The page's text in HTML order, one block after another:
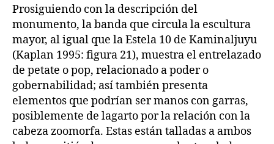
Prosiguiendo con la descripción del
monumento, la banda que circula la escultura
mayor, al igual que la Estela 10 de Kaminaljuyu
(Kaplan 1995: figura 21), muestra el entrelazado
de petate o pop, relacionado a poder o
gobernabilidad; así también presenta
elementos que podrían ser manos con garras,
posiblemente de lagarto por la relación con la
cabeza zoomorfa. Estas están talladas a ambos